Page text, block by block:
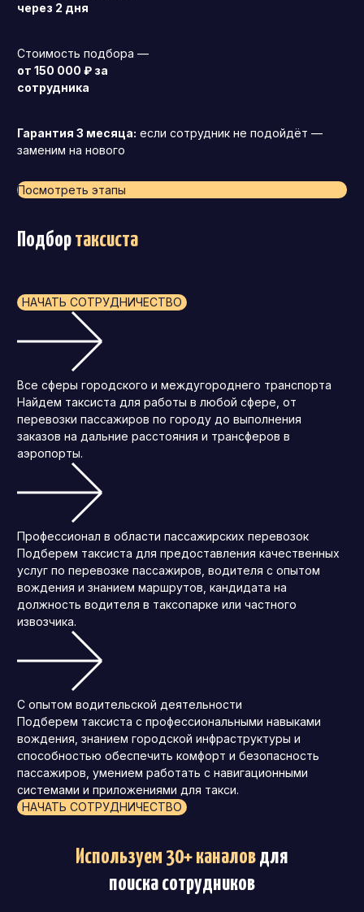
через 2 дня
Стоимость подбора —
от 150 000 ₽ за
сотрудника
Гарантия 3 месяца: если сотрудник не подойдёт —
заменим на нового
Посмотреть этапы
Подбортаксиста
НАЧАТЬ СОТРУДНИЧЕСТВО
Все сферы городского и междугороднего транспорта
Найдем таксиста для работы в любой сфере, от
перевозки пассажиров по городу до выполнения
заказов на дальние расстояния и трансферов в
аэропорты.
Профессионал в области пассажирских перевозок
Подберем таксиста для предоставления качественных
услуг по перевозке пассажиров, водителя с опытом
вождения и знанием маршрутов, кандидата на
должность водителя в таксопарке или частного
извозчика.
С опытом водительской деятельности
Подберем таксиста с профессиональными навыками
вождения, знанием городской инфраструктуры и
способностью обеспечить комфорт и безопасность
пассажиров, умением работать с навигационными
системами и приложениями для такси.
НАЧАТЬ СОТРУДНИЧЕСТВО
Используем 30+ каналовдля
поиска сотрудников